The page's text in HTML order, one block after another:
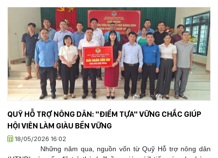
QUỸ HỖ TRỢ NÔNG DÂN: "ĐIỂM TỰA" VỮNG CHẮC GIÚP
HỘI VIÊN LÀM GIÀU BỀN VỮNG
18/05/2026 16:02
Những năm qua, nguồn vốn từ Quỹ Hỗ trợ nông dân